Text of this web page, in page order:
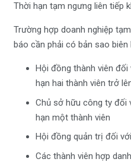
Thời hạn tạm ngưng liên tiếp
Trường hợp doanh nghiệp
báo cần phải có bản sao
Hội đồng thành viên
hạn hai thành viên trở
Chủ sở hữu công ty đối
hạn một thành viên
Hội đồng quản trị đối
Các thành viên hợp